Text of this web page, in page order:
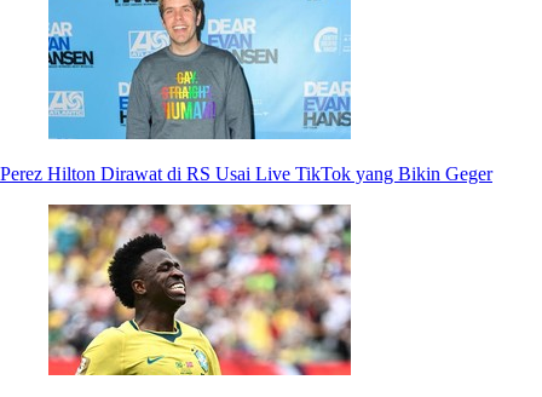
Perez Hilton Dirawat di RS Usai Live TikTok yang Bikin Geger